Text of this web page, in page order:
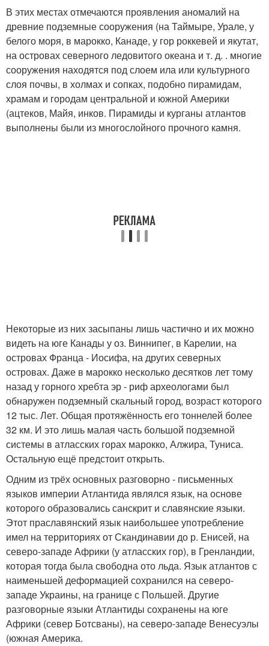
В этих местах отмечаются проявления аномалий на
древние подземные сооружения (на Таймыре, Урале, у
белого моря, в марокко, Канаде, у гор роккевей и якутат,
на островах северного ледовитого океана и т. д. . многие
сооружения находятся под слоем ила или культурного
слоя почвы, в холмах и сопках, подобно пирамидам,
храмам и городам центральной и южной Америки
(ацтеков, Майя, инков. Пирамиды и курганы атлантов
выполнены были из многослойного прочного камня.
Некоторые из них засыпаны лишь частично и их можно
видеть на юге Канады у оз. Виннипег, в Карелии, на
островах Франца - Иосифа, на других северных
островах. Даже в марокко несколько десятков лет тому
назад у горного хребта эр - риф археологами был
обнаружен подземный скальный город, возраст которого
12 тыс. Лет. Общая протяжённость его тоннелей более
32 км. И это лишь малая часть большой подземной
системы в атласских горах марокко, Алжира, Туниса.
Остальную ещё предстоит открыть.
Одним из трёх основных разговорно - письменных
языков империи Атлантида являлся язык, на основе
которого образовались санскрит и славянские языки.
Этот праславянский язык наибольшее употребление
имел на территориях от Скандинавии до р. Енисей, на
северо-западе Африки (у атласских гор), в Гренландии,
которая тогда была свободна ото льда. Язык атлантов с
наименьшей деформацией сохранился на северо-
западе Украины, на границе с Польшей. Другие
разговорные языки Атлантиды сохранены на юге
Африки (север Ботсваны), на северо-западе Венесуэлы
(южная Америка.